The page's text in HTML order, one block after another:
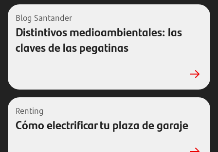
Blog Santander
Distintivos medioambientales: las
claves de las pegatinas
Renting
Cómo electrificar tu plaza de garaje